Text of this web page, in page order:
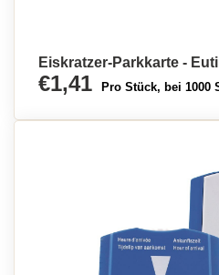
Eiskratzer-Parkkarte -
€1,41 Pro Stück, bei 1000